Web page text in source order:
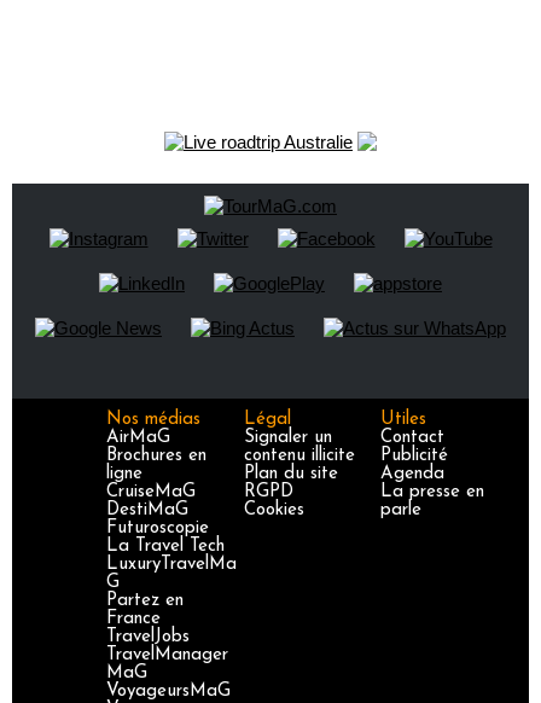
Nos médias
AirMaG
Brochures en
ligne
CruiseMaG
DestiMaG
Futuroscopie
La Travel Tech
LuxuryTravelMa
G
Partez en
France
TravelJobs
TravelManager
MaG
VoyageursMaG
Légal
Signaler un
contenu illicite
Plan du site
RGPD
Cookies
Utiles
Contact
Publicité
Agenda
La presse en
parle